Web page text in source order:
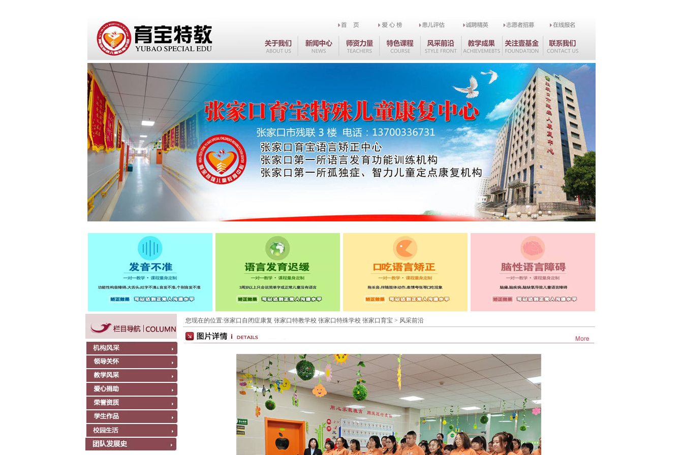
您现在的位置:张家口自闭症康复 张家口特教学校 张家口特殊学校 张家口育宝 > 风采前沿